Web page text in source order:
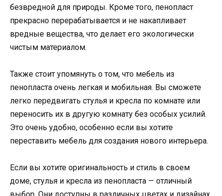
безвредной для природы. Кроме того, пенопласт
прекрасно перерабатывается и не накапливает
вредные вещества, что делает его экологически
чистым материалом.
Также стоит упомянуть о том, что мебель из
пенопласта очень легкая и мобильная. Вы сможете
легко передвигать стулья и кресла по комнате или
переносить их в другую комнату без особых усилий.
Это очень удобно, особенно если вы хотите
переставить мебель для создания нового интерьера.
Если вы хотите оригинальность и стиль в своем
доме, стулья и кресла из пенопласта — отличный